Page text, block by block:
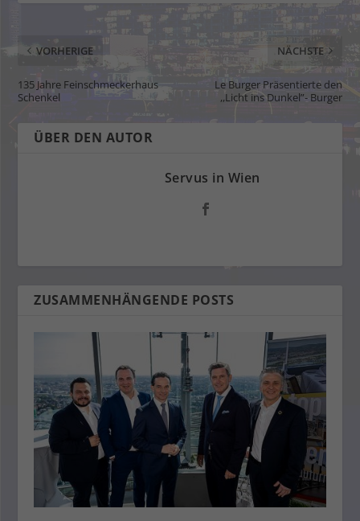
VORHERIGE
135 Jahre Feinschmeckerhaus
Schenkel
NÄCHSTE
Le Burger Präsentierte den
,,Licht ins Dunkel”- Burger
ÜBER DEN AUTOR
Servus in Wien
ZUSAMMENHÄNGENDE POSTS